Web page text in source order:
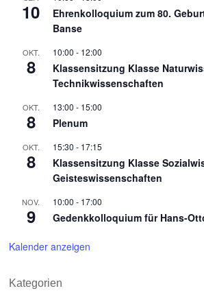
10
Ehrenkolloquium zum 80.
Banse
OKT.
8
10:00 - 12:00
Klassensitzung Klasse
Technikwissenschaften
OKT.
8
13:00 - 15:00
Plenum
OKT.
8
15:30 - 17:15
Klassensitzung Klasse
Geisteswissenschaften
NOV.
9
10:00 - 17:00
Gedenkkolloquium für Hans-
Kalender anzeigen
Kategorien